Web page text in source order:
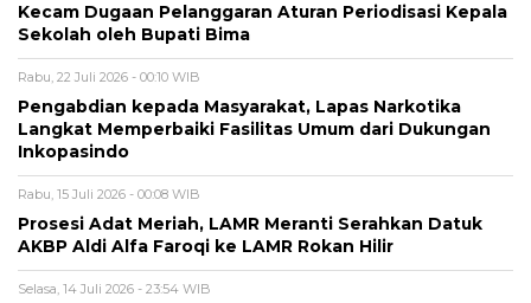
Kecam Dugaan Pelanggaran Aturan Periodisasi Kepala
Sekolah oleh Bupati Bima
Rabu, 22 Juli 2026 - 00:10 WIB
Pengabdian kepada Masyarakat, Lapas Narkotika
Langkat Memperbaiki Fasilitas Umum dari Dukungan
Inkopasindo
Rabu, 15 Juli 2026 - 00:08 WIB
Prosesi Adat Meriah, LAMR Meranti Serahkan Datuk
AKBP Aldi Alfa Faroqi ke LAMR Rokan Hilir
Selasa, 14 Juli 2026 - 23:54 WIB